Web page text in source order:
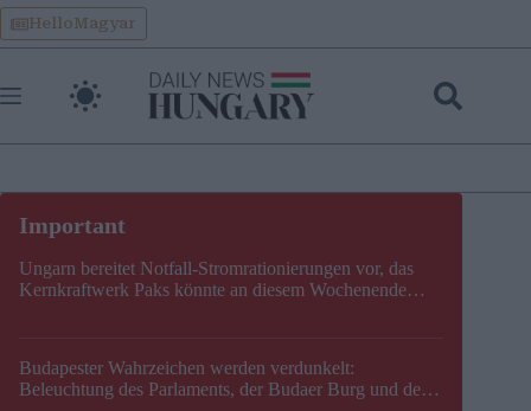
Skip
to
content
HelloMagyar
Ungarn bereitet Notfall-Stromrationierungen vor, das
Kernkraftwerk Paks könnte an diesem Wochenende
Budapester Wahrzeichen werden verdunkelt:
Beleuchtung des Parlaments, der Budaer Burg und der